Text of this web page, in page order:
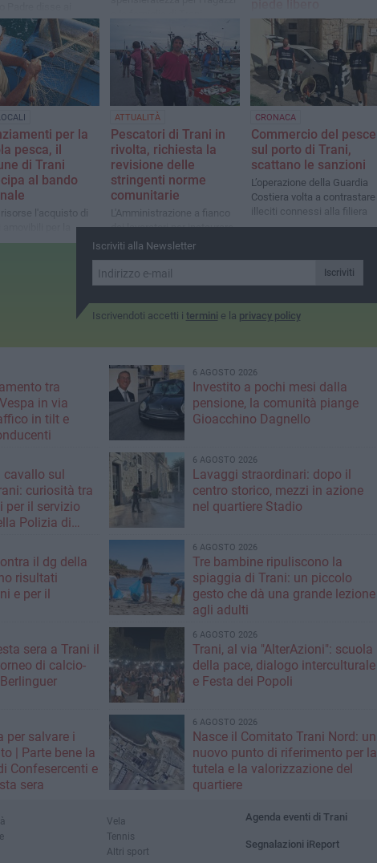
del settore:
custodi del mare,
di solidarietà e
per il futuro»
Fishing Aut
L'operazione dell'Ufficio
Locale Marittimo - Guardia
Costiera di Trani
per la
pesca, il
di Trani
al bando
risorse l'acquisto di
del mercato ittico
ATTUALITÀ
Pescatori di Trani in
rivolta, richiesta la
revisione delle
stringenti norme
comunitarie
L'Amministrazione a fianco
dei lavoratori per instaurare
un dialogo con le istituzioni
CRONACA
Commercio del pesce
sul porto di Trani,
scattano le sanzioni
L’operazione della Guardia
Costiera volta a contrastare
illeciti connessi alla filiera
Iscriviti alla Newsletter
Iscriviti
Iscrivendoti accetti i termini e la privacy policy
tra
in via
in tilt e
6 AGOSTO 2026
Investito a pochi mesi dalla
pensione, la comunità piange
Gioacchino Dagnello
sul
curiosità tra
per il servizio
Polizia di
6 AGOSTO 2026
Lavaggi straordinari: dopo il
centro storico, mezzi in azione
nel quartiere Stadio
il dg della
risultati
e per il
6 AGOSTO 2026
Tre bambine ripuliscono la
spiaggia di Trani: un piccolo
gesto che dà una grande lezione
agli adulti
sera a Trani il
di calcio-
6 AGOSTO 2026
Trani, al via "AlterAzioni": scuola
della pace, dialogo interculturale
e Festa dei Popoli
per salvare i
| Parte bene la
Confesercenti e
sera
6 AGOSTO 2026
Nasce il Comitato Trani Nord: un
nuovo punto di riferimento per la
tutela e la valorizzazione del
quartiere
Vela
Tennis
Altri sport
Agenda eventi di Trani
Segnalazioni iReport